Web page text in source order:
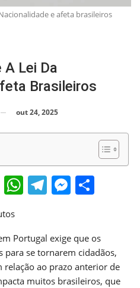
e afeta brasileiros
Lei Da
Brasileiros
out 24, 2025
LinkedIn
WhatsApp
Telegram
Portugal exige que os
para se tornarem cidadãos,
ao prazo anterior de
muitos brasileiros, que